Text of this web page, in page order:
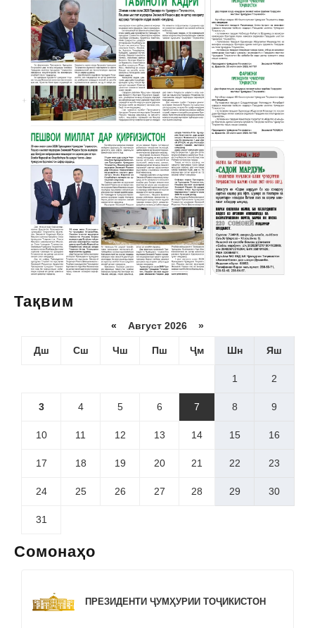
Тақвим
« Август 2026 »
Дш Сш Чш Пш Ҷм Шн Яш
1 2
3 4 5 6 7 8 9
10 11 12 13 14 15 16
17 18 19 20 21 22 23
24 25 26 27 28 29 30
31
Сомонаҳо
ПРЕЗИДЕНТИ ҶУМҲУРИИ ТОҶИКИСТОН